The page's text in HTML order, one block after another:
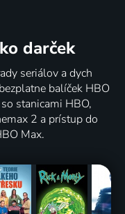
darček
seriálov a dych
balíček HBO
stanicami HBO,
2 a prístup do
Max.